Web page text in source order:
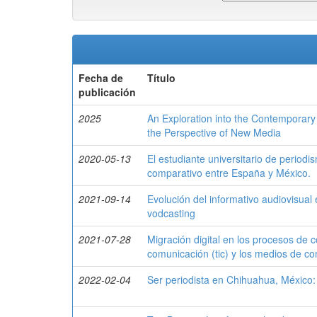
Fecha de
publicación
Título
2025
An Exploration into the
the Perspective of New Media
2020-05-13
El estudiante universitario de
comparativo entre España y México.
2021-09-14
Evolución del informativo
vodcasting
2021-07-28
Migración digital en los procesos de
comunicación (tic) y los medios de
2022-02-04
Ser periodista en Chihuahua,